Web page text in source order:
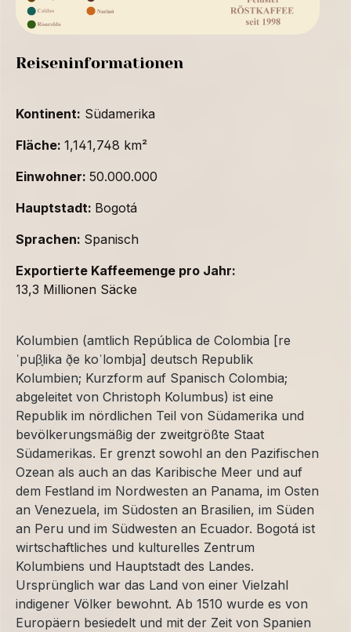
Reiseninformationen
Kontinent: Südamerika
Fläche: 1,141,748 km²
Einwohner: 50.000.000
Hauptstadt: Bogotá
Sprachen: Spanisch
Exportierte Kaffeemenge pro Jahr:
13,3 Millionen Säcke
Kolumbien (amtlich República de Colombia [re
ˈpuβ̞lika ð̞e koˈlombja] deutsch Republik
Kolumbien; Kurzform auf Spanisch Colombia;
abgeleitet von Christoph Kolumbus) ist eine
Republik im nördlichen Teil von Südamerika und
bevölkerungsmäßig der zweitgrößte Staat
Südamerikas. Er grenzt sowohl an den Pazifischen
Ozean als auch an das Karibische Meer und auf
dem Festland im Nordwesten an Panama, im Osten
an Venezuela, im Südosten an Brasilien, im Süden
an Peru und im Südwesten an Ecuador. Bogotá ist
wirtschaftliches und kulturelles Zentrum
Kolumbiens und Hauptstadt des Landes.
Ursprünglich war das Land von einer Vielzahl
indigener Völker bewohnt. Ab 1510 wurde es von
Europäern besiedelt und mit der Zeit von Spanien